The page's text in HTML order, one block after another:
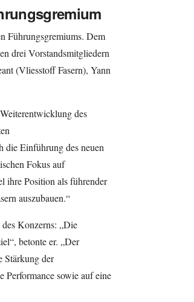
Führungsgremiums. Dem
drei Vorstandsmitgliedern
(Vliesstoff Fasern), Yann
des
die Einführung des neuen
Fokus auf
ihre Position als führender
auszubauen.“
Konzerns: „Die
betonte er. „Der
Stärkung der
Performance sowie auf eine